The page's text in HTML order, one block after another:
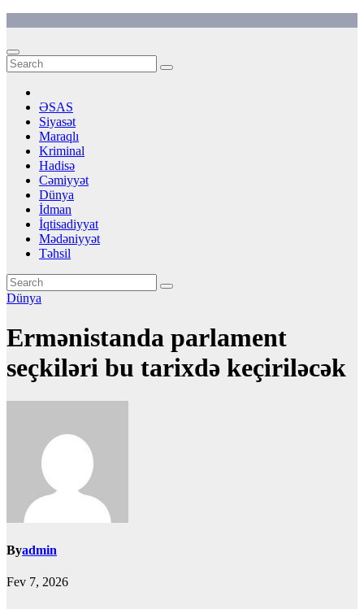
content
ƏSAS
Siyasət
Maraqlı
Kriminal
Hadisə
Cəmiyyət
Dünya
İdman
İqtisadiyyat
Mədəniyyət
Təhsil
Dünya
Ermənistanda parlament
seçkiləri bu tarixdə keçiriləcək
Byadmin
Fev 7, 2026